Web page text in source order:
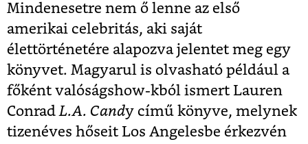
Mindenesetre nem ő lenne az első
amerikai celebritás, aki saját
élettörténetére alapozva jelentet meg egy
könyvet. Magyarul is olvasható például a
főként valóságshow-kból ismert Lauren
Conrad L.A. Candy című könyve, melynek
tizenéves hőseit Los Angelesbe érkezvén